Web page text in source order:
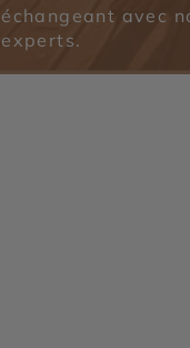
échangeant avec
experts.